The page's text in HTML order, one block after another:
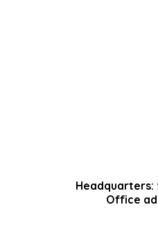
Headquarters:
Office